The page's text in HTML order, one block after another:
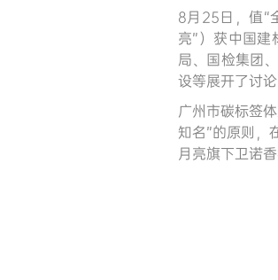
8月25日，值“
亮”）获中国
局、国检集团
设等展开了讨论
广州市碳标签
知名”的原则，
月亮旗下卫诺